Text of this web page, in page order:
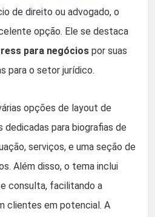
de direito ou advogado, o
opção. Ele se destaca
para negócios por suas
para o setor jurídico.
opções de layout de
dedicadas para biografias de
serviços, e uma seção de
Além disso, o tema inclui
consulta, facilitando a
clientes em potencial. A